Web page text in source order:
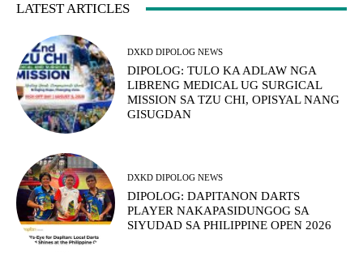
LATEST ARTICLES
DXKD DIPOLOG NEWS
DIPOLOG: TULO KA ADLAW NGA
LIBRENG MEDICAL UG SURGICAL
MISSION SA TZU CHI, OPISYAL NANG
GISUGDAN
DXKD DIPOLOG NEWS
DIPOLOG: DAPITANON DARTS
PLAYER NAKAPASIDUNGOG SA
SIYUDAD SA PHILIPPINE OPEN 2026